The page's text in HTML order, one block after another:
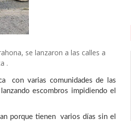
se lanzaron a las calles a
.
con varias comunidades de las
escombros impidiendo el
porque tienen varios días sin el